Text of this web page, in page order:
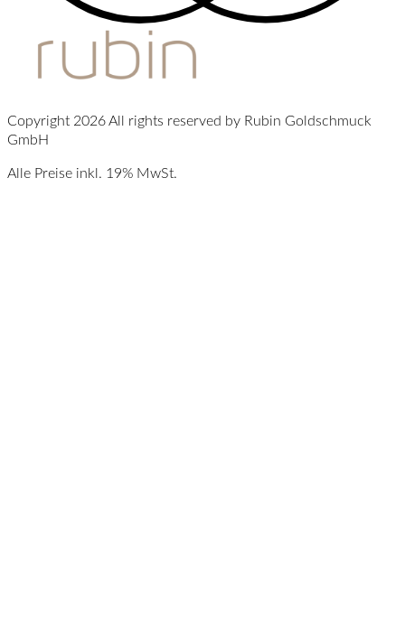
Copyright 2026 All rights reserved by Rubin Goldschmuck
GmbH
Alle Preise inkl. 19% MwSt.